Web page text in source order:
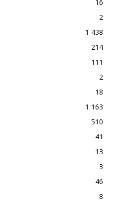
16
2
1 438
214
111
2
18
1 163
510
41
13
3
46
8